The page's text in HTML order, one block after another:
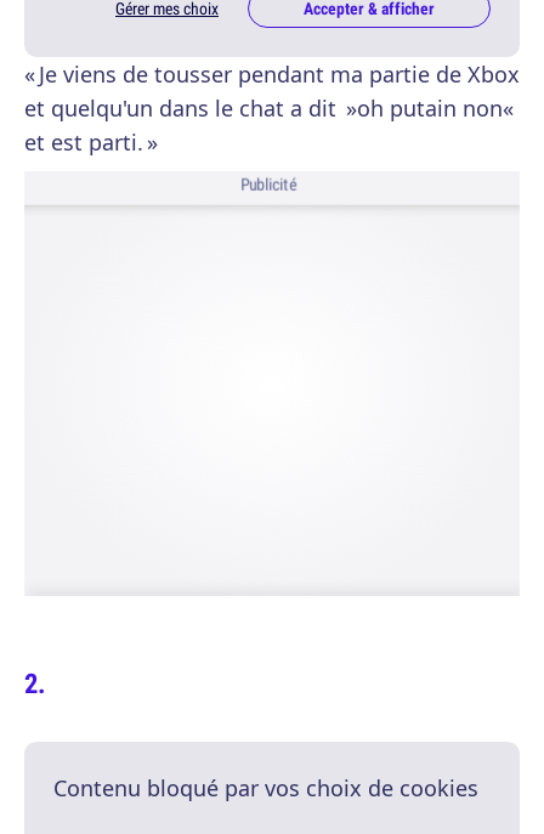
Gérer mes choix Accepter & afficher
« Je viens de tousser pendant ma partie de Xbox
et quelqu'un dans le chat a dit »oh putain non«
et est parti. »
Publicité
Contenu bloqué par vos choix de cookies